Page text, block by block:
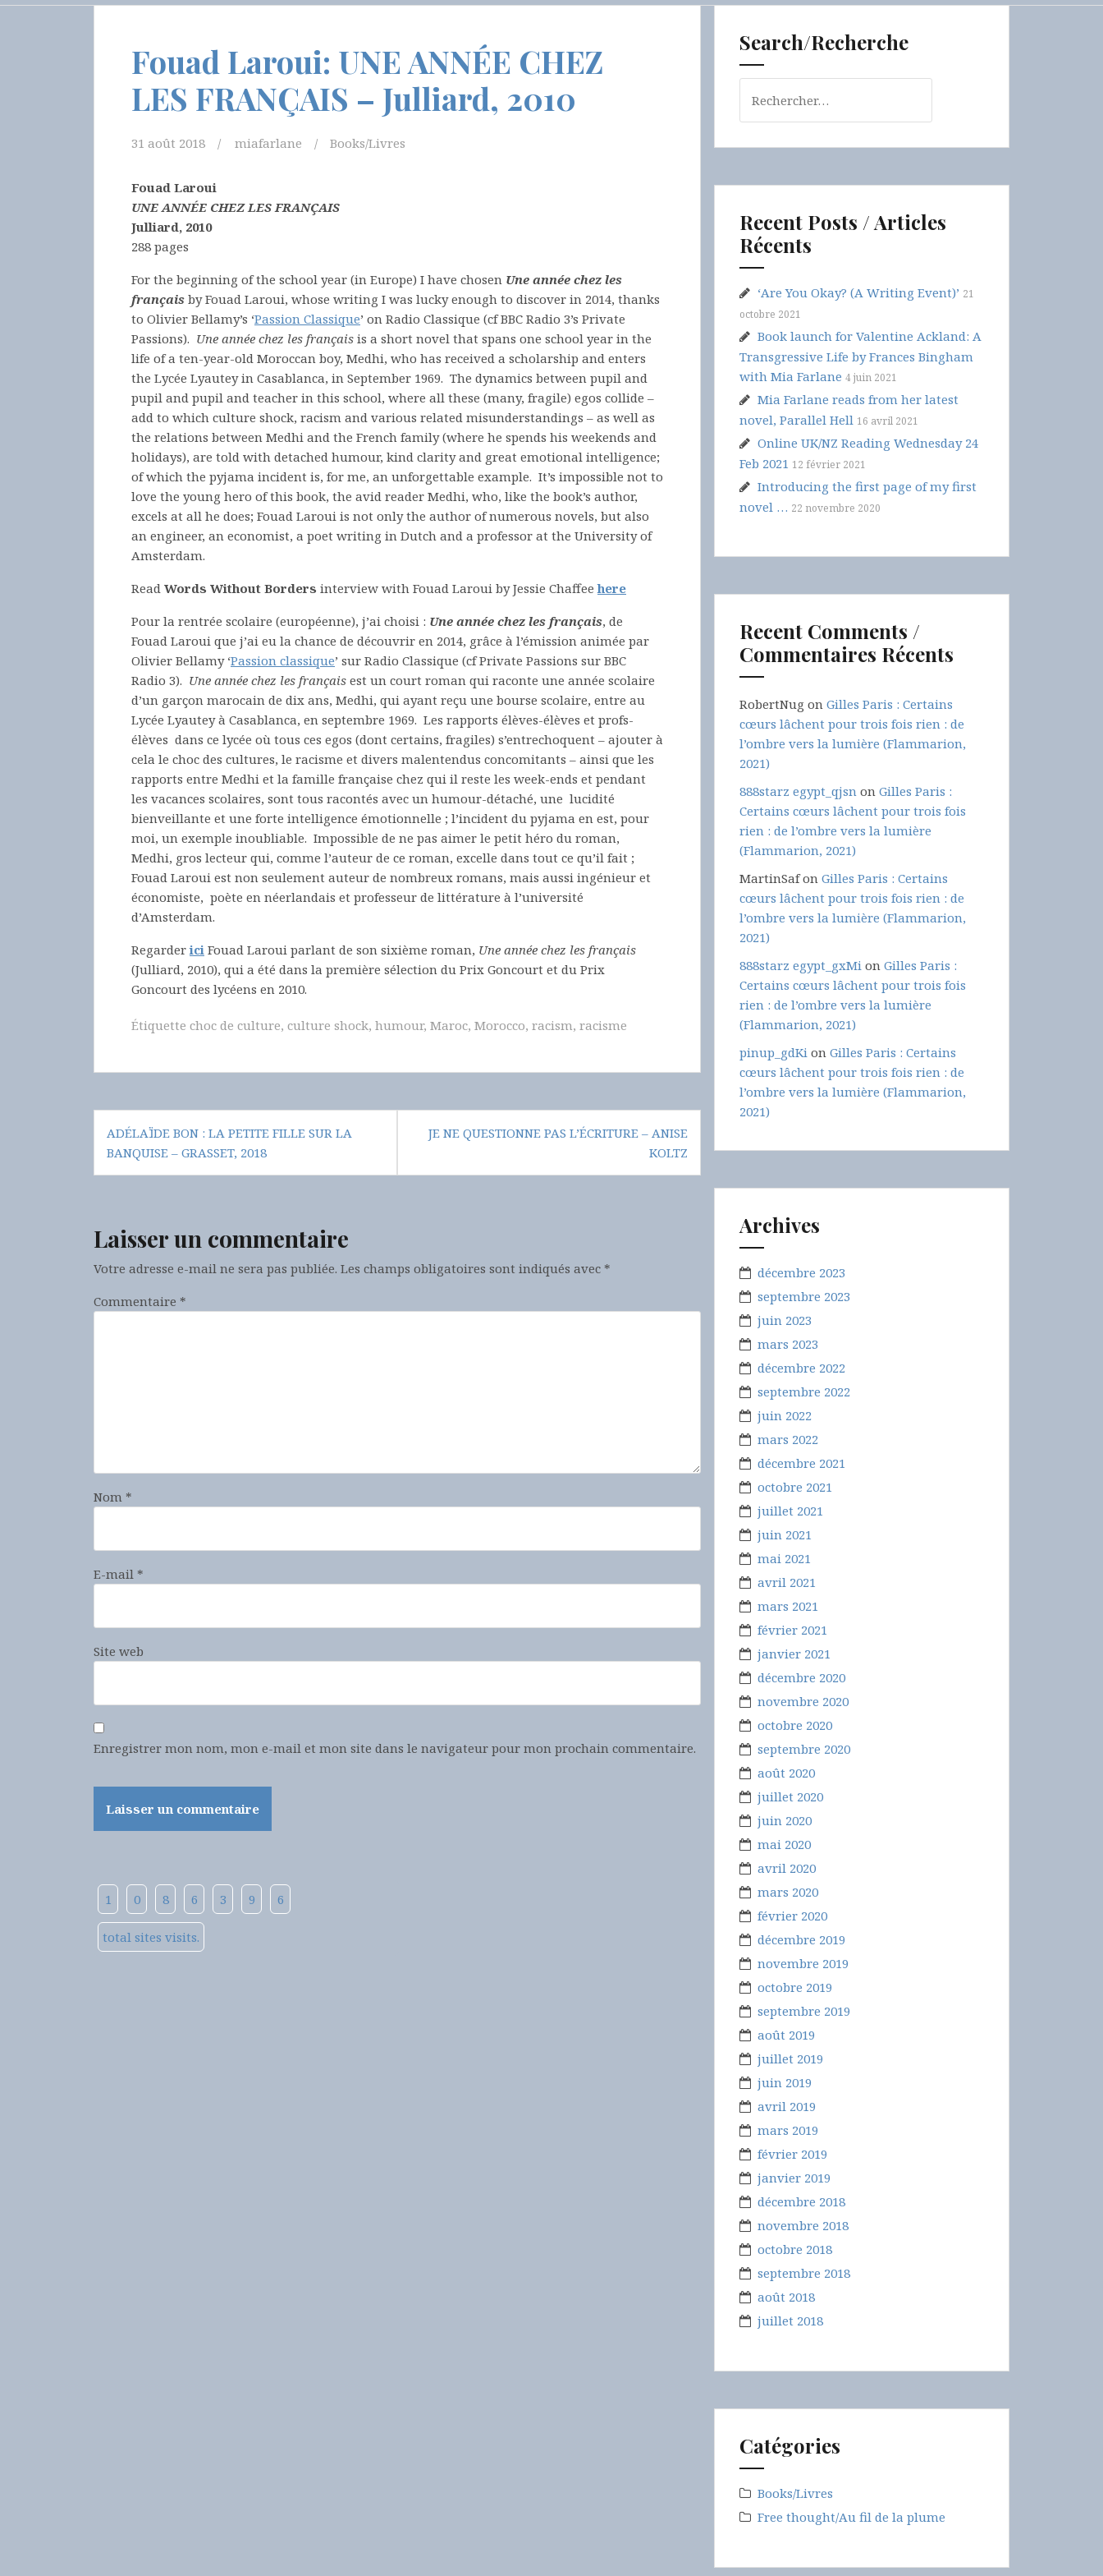
Fouad Laroui: UNE ANNÉE CHEZ
LES FRANÇAIS – Julliard, 2010
31 août 2018 miafarlane Books/Livres
Fouad Laroui
UNE ANNÉE CHEZ LES FRANÇAIS
Julliard, 2010
288 pages
For the beginning of the school year (in Europe) I have chosen Une année chez les
français by Fouad Laroui, whose writing I was lucky enough to discover in 2014, thanks
to Olivier Bellamy’s ‘Passion Classique’ on Radio Classique (cf BBC Radio 3’s Private
Passions). Une année chez les français is a short novel that spans one school year in the
life of a ten-year-old Moroccan boy, Medhi, who has received a scholarship and enters
the Lycée Lyautey in Casablanca, in September 1969. The dynamics between pupil and
pupil and pupil and teacher in this school, where all these (many, fragile) egos collide –
add to which culture shock, racism and various related misunderstandings – as well as
the relations between Medhi and the French family (where he spends his weekends and
holidays), are told with detached humour, kind clarity and great emotional intelligence;
of which the pyjama incident is, for me, an unforgettable example. It’s impossible not to
love the young hero of this book, the avid reader Medhi, who, like the book’s author,
excels at all he does; Fouad Laroui is not only the author of numerous novels, but also
an engineer, an economist, a poet writing in Dutch and a professor at the University of
Amsterdam.
Read Words Without Borders interview with Fouad Laroui by Jessie Chaffeehere
Pour la rentrée scolaire (européenne), j’ai choisi : Une année chez les français, de
Fouad Laroui que j’ai eu la chance de découvrir en 2014, grâce à l’émission animée par
Olivier Bellamy ‘Passion classique’ sur Radio Classique (cf Private Passions sur BBC
Radio 3). Une année chez les français est un court roman qui raconte une année scolaire
d’un garçon marocain de dix ans, Medhi, qui ayant reçu une bourse scolaire, entre au
Lycée Lyautey à Casablanca, en septembre 1969. Les rapports élèves-élèves et profs-
élèves dans ce lycée où tous ces egos (dont certains, fragiles) s’entrechoquent – ajouter à
cela le choc des cultures, le racisme et divers malentendus concomitants – ainsi que les
rapports entre Medhi et la famille française chez qui il reste les week-ends et pendant
les vacances scolaires, sont tous racontés avec un humour-détaché, une lucidité
bienveillante et une forte intelligence émotionnelle ; l’incident du pyjama en est, pour
moi, un exemple inoubliable. Impossible de ne pas aimer le petit héro du roman,
Medhi, gros lecteur qui, comme l’auteur de ce roman, excelle dans tout ce qu’il fait ;
Fouad Laroui est non seulement auteur de nombreux romans, mais aussi ingénieur et
économiste, poète en néerlandais et professeur de littérature à l’université
d’Amsterdam.
Regarderici Fouad Laroui parlant de son sixième roman, Une année chez les français
(Julliard, 2010), qui a été dans la première sélection du Prix Goncourt et du Prix
Goncourt des lycéens en 2010.
Étiquette choc de culture, culture shock, humour, Maroc, Morocco, racism, racisme
Navigation
de
l’article
ADÉLAÏDE BON : LA PETITE FILLE SUR LA
BANQUISE – GRASSET, 2018
JE NE QUESTIONNE PAS L’ÉCRITURE – ANISE
KOLTZ
Laisser un commentaire
Votre adresse e-mail ne sera pas publiée. Les champs obligatoires sont indiqués avec *
Commentaire *
Nom *
E-mail *
Site web
Enregistrer mon nom, mon e-mail et mon site dans le navigateur pour mon prochain commentaire.
Search/Recherche
Recent Posts / Articles
Récents
‘Are You Okay? (A Writing Event)’ 21
octobre 2021
Book launch for Valentine Ackland: A
Transgressive Life by Frances Bingham
with Mia Farlane 4 juin 2021
Mia Farlane reads from her latest
novel, Parallel Hell 16 avril 2021
Online UK/NZ Reading Wednesday 24
Feb 2021 12 février 2021
Introducing the first page of my first
novel … 22 novembre 2020
Recent Comments /
Commentaires Récents
RobertNug on Gilles Paris : Certains
cœurs lâchent pour trois fois rien : de
l’ombre vers la lumière (Flammarion,
2021)
888starz egypt_qjsn on Gilles Paris :
Certains cœurs lâchent pour trois fois
rien : de l’ombre vers la lumière
(Flammarion, 2021)
MartinSaf on Gilles Paris : Certains
cœurs lâchent pour trois fois rien : de
l’ombre vers la lumière (Flammarion,
2021)
888starz egypt_gxMi on Gilles Paris :
Certains cœurs lâchent pour trois fois
rien : de l’ombre vers la lumière
(Flammarion, 2021)
pinup_gdKi on Gilles Paris : Certains
cœurs lâchent pour trois fois rien : de
l’ombre vers la lumière (Flammarion,
2021)
Archives
décembre 2023
septembre 2023
juin 2023
mars 2023
décembre 2022
septembre 2022
juin 2022
mars 2022
décembre 2021
octobre 2021
juillet 2021
juin 2021
mai 2021
avril 2021
mars 2021
février 2021
janvier 2021
décembre 2020
novembre 2020
octobre 2020
septembre 2020
août 2020
juillet 2020
juin 2020
mai 2020
avril 2020
mars 2020
février 2020
décembre 2019
novembre 2019
octobre 2019
septembre 2019
août 2019
juillet 2019
juin 2019
avril 2019
mars 2019
février 2019
janvier 2019
décembre 2018
novembre 2018
octobre 2018
septembre 2018
août 2018
juillet 2018
Catégories
Books/Livres
Free thought/Au fil de la plume
1 0 8 6 3 9 6
total sites visits.